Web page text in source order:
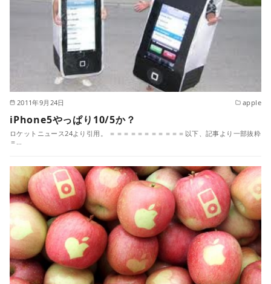
2011年9月24日 apple
iPhone5やっぱり10/5か？
ロケットニュース24より引用。 ＝＝＝＝＝＝＝＝＝＝＝以下、記事より一部抜粋
＝…